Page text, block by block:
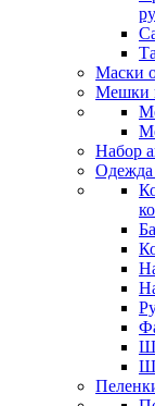
Маски
Мешки
Набор
Одежда